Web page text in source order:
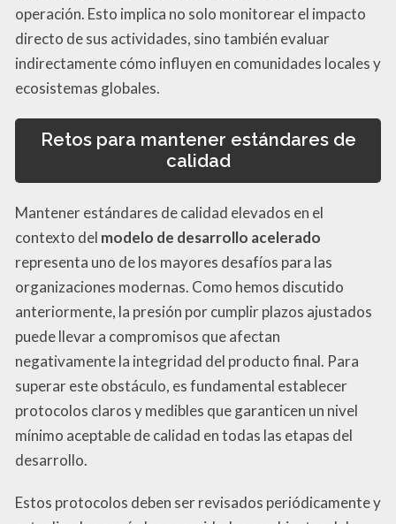
operación. Esto implica no solo monitorear el impacto
directo de sus actividades, sino también evaluar
indirectamente cómo influyen en comunidades locales y
ecosistemas globales.
Retos para mantener estándares de
calidad
Mantener estándares de calidad elevados en el
contexto del modelo de desarrollo acelerado
representa uno de los mayores desafíos para las
organizaciones modernas. Como hemos discutido
anteriormente, la presión por cumplir plazos ajustados
puede llevar a compromisos que afectan
negativamente la integridad del producto final. Para
superar este obstáculo, es fundamental establecer
protocolos claros y medibles que garanticen un nivel
mínimo aceptable de calidad en todas las etapas del
desarrollo.
Estos protocolos deben ser revisados periódicamente y